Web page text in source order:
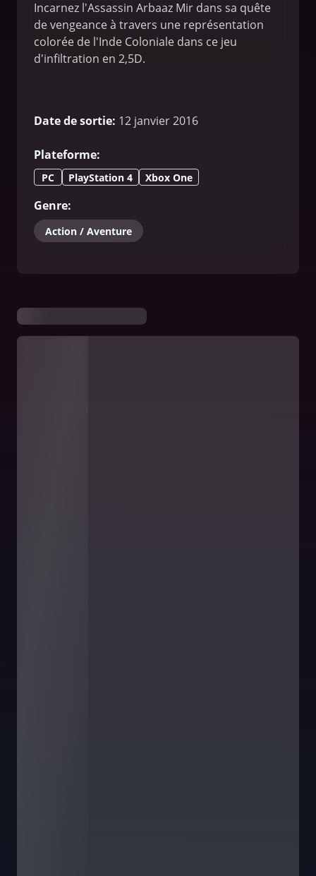
Incarnez l'Assassin Arbaaz Mir dans sa quête
de vengeance à travers une représentation
colorée de l'Inde Coloniale dans ce jeu
d'infiltration en 2,5D.
Date de sortie: 12 janvier 2016
Plateforme:
PC PlayStation 4 Xbox One
Genre:
Action / Aventure